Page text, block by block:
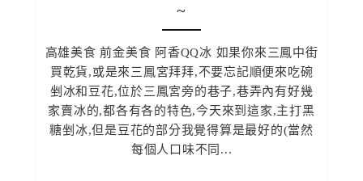
~
高雄美食 前金美食 阿香QQ冰 如果你來三鳳中街
買乾貨,或是來三鳳宮拜拜,不要忘記順便來吃碗
剉冰和豆花,位於三鳳宮旁的巷子,巷弄內有好幾
家賣冰的,都各有各的特色,今天來到這家,主打黑
糖剉冰,但是豆花的部分我覺得算是最好的(當然
每個人口味不同...